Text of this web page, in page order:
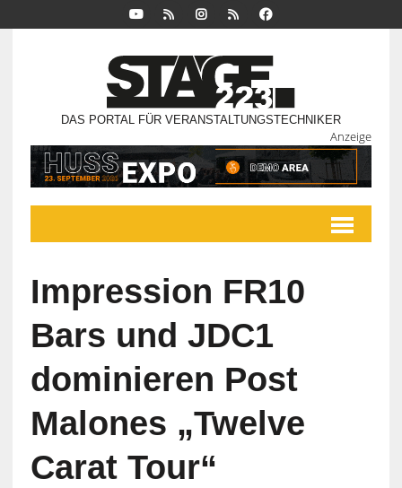
DAS PORTAL FÜR VERANSTALTUNGSTECHNIKER
Anzeige
Impression FR10
Bars und JDC1
dominieren Post
Malones „Twelve
Carat Tour“